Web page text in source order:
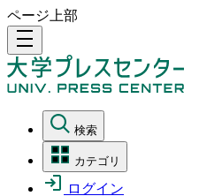
ページ上部
density_medium
検索
カテゴリ
ログイン